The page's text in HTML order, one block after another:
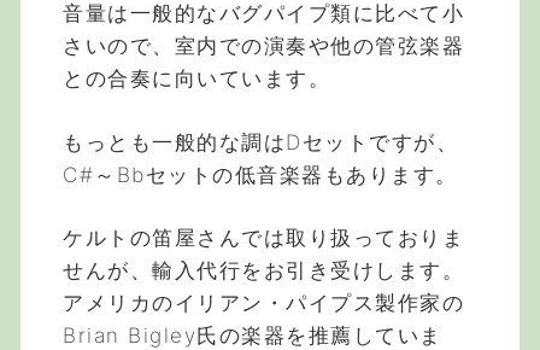
音量は一般的なバグパイプ類に比べて小
さいので、室内での演奏や他の管弦楽器
との合奏に向いています。
もっとも一般的な調はDセットですが、
C#～Bbセットの低音楽器もあります。
ケルトの笛屋さんでは取り扱っておりま
せんが、輸入代行をお引き受けします。
アメリカのイリアン・パイプス製作家の
Brian Bigley氏の楽器を推薦していま